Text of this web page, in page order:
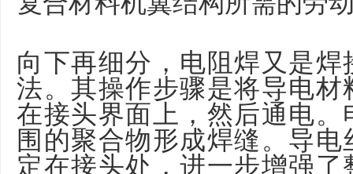
向下再细分，电阻焊又是
法。其操作步骤是将导电
在接头界面上，然后通电
围的聚合物形成焊缝。导
定在接头处，进一步增强